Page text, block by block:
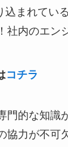
込まれてい
社内のエン
コチラ
門的な知識
協力が不可